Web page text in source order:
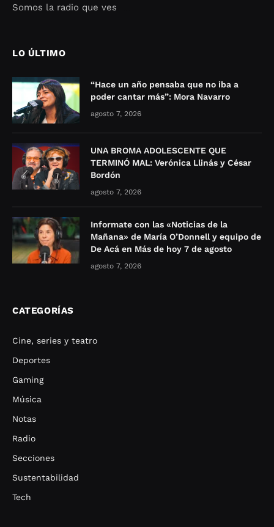
Somos la radio que ves
LO ÚLTIMO
“Hace un año pensaba que no iba a
poder cantar más”: Mora Navarro
agosto 7, 2026
UNA BROMA ADOLESCENTE QUE
TERMINÓ MAL: Verónica Llinás y César
Bordón
agosto 7, 2026
Informate con las «Noticias de la
Mañana» de María O’Donnell y equipo de
De Acá en Más de hoy 7 de agosto
agosto 7, 2026
CATEGORÍAS
Cine, series y teatro
Deportes
Gaming
Música
Notas
Radio
Secciones
Sustentabilidad
Tech